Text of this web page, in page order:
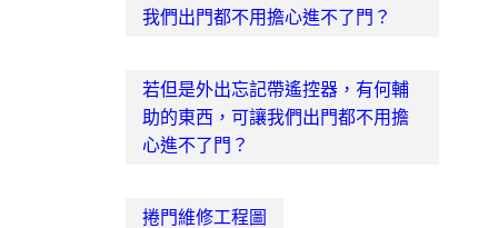
我們出門都不用擔心進不了門？
若但是外出忘記帶遙控器，有何輔
助的東西，可讓我們出門都不用擔
心進不了門？
捲門維修工程圖